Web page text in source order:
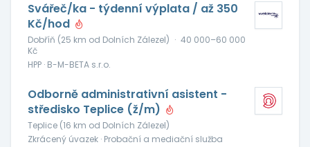
Svářeč/ka - týdenní výplata / až 350
Kč/hod
Dobříň (25 km od Dolních Zálezel) · 40 000–60 000
Kč
HPP · B-M-BETA s.r.o.
Odborně administrativní asistent -
středisko Teplice (ž/m)
Teplice (16 km od Dolních Zálezel)
Zkrácený úvazek · Probační a mediační služba